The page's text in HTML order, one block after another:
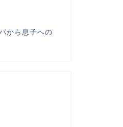
から息子への